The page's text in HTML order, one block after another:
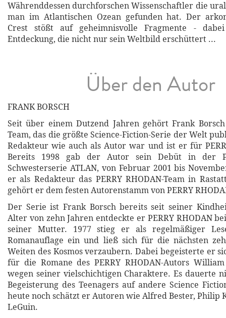
Währenddessen durchforschen Wissenschaftler die
man im Atlantischen Ozean gefunden hat. Der
Crest stößt auf geheimnisvolle Fragmente -
Entdeckung, die nicht nur sein Weltbild erschüttert ...
Über den Autor
FRANK BORSCH
Seit über einem Dutzend Jahren gehört Frank
Team, das die größte Science-Fiction-Serie der Welt
Redakteur wie auch als Autor war und ist er für
Bereits 1998 gab der Autor sein Debüt in der
Schwesterserie ATLAN, von Februar 2001 bis
er als Redakteur das PERRY RHODAN-Team in
gehört er dem festen Autorenstamm von PERRY
Der Serie ist Frank Borsch bereits seit seiner
Alter von zehn Jahren entdeckte er PERRY RHODAN
seiner Mutter. 1977 stieg er als regelmäßiger
Romanauflage ein und ließ sich für die nächsten
Weiten des Kosmos verzaubern. Dabei begeisterte er
für die Romane des PERRY RHODAN-Autors
wegen seiner vielschichtigen Charaktere. Es dauerte
Begeisterung des Teenagers auf andere Science
heute noch schätzt er Autoren wie Alfred Bester, Philip
LeGuin.